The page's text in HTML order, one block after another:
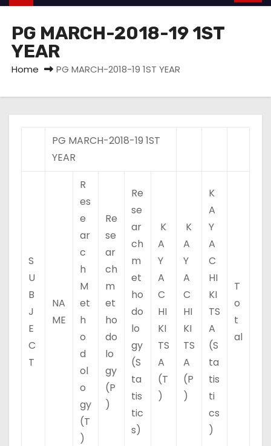
PG MARCH-2018-19 1ST
YEAR
Home PG MARCH-2018-19 1ST YEAR
PG MARCH-2018-19 1ST
YEAR
S
U
B
J
E
C
T
NA
ME
R
es
e
ar
c
h
M
et
h
o
d
ol
o
gy
(T
)
Re
se
ar
ch
m
et
ho
do
lo
gy
(P
)
Re
se
ar
ch
m
et
ho
do
lo
gy
(S
ta
tis
tic
s)
K
A
Y
A
C
HI
KI
TS
A
(T
)
K
A
Y
A
C
HI
KI
TS
A
(P
)
K
A
Y
A
C
HI
KI
TS
A
(S
ta
tis
ti
cs
)
T
o
t
al